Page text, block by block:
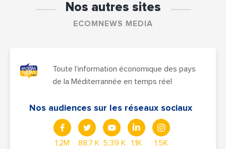
Nos autres sites
ECOMNEWS MEDIA
Toute l'information économique des pays
de la Méditerrannée en temps réel
Nos audiences sur les réseaux sociaux
1,2M 88,7 K 5.39 K 1,1K 1.5K